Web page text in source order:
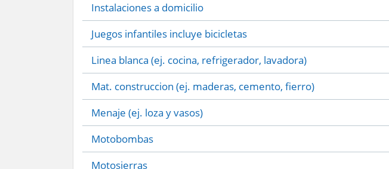
Instalaciones a domicilio
Juegos infantiles incluye bicicletas
Linea blanca (ej. cocina, refrigerador, lavadora)
Mat. construccion (ej. maderas, cemento, fierro)
Menaje (ej. loza y vasos)
Motobombas
Motosierras